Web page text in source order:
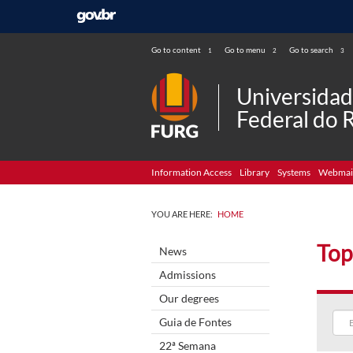
Go to content 1 Go to menu 2 Go to search 3
Federal do
Information Access Library Systems
YOU ARE HERE: HOME
News
Admissions
Our degrees
Guia de Fontes
22ª Semana